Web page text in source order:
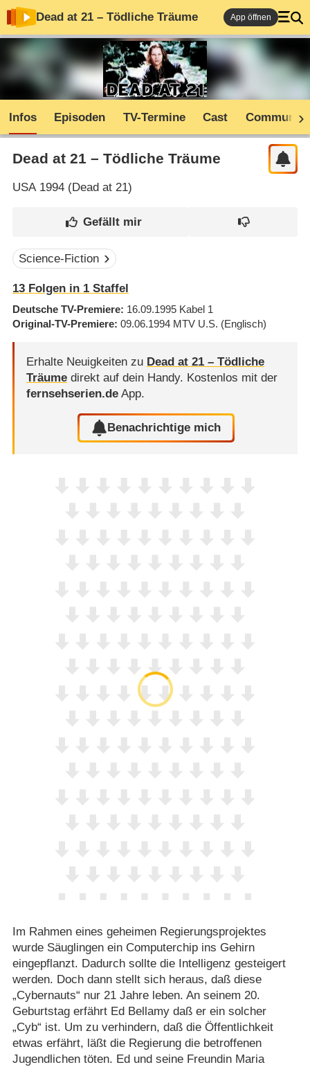
Dead at 21 – Tödliche Träume App öffnen
Infos Episoden TV-Termine Cast Community
Dead at 21 – Tödliche Träume
USA1994 (Dead at 21)
Science-Fiction
13Folgen in 1Staffel
Deutsche TV-Premiere 16.09.1995 Kabel 1
Original-TV-Premiere 09.06.1994 MTV U.S. (Englisch)
Erhalte Neuigkeiten zu Dead at 21 – Tödliche
Träumedirekt auf dein Handy. Kostenlos mit der
fernsehserien.deApp.
Benachrichtige mich
Im Rahmen eines geheimen Regierungsprojektes
wurde Säuglingen ein Computerchip ins Gehirn
eingepflanzt. Dadurch sollte die Intelligenz gesteigert
werden. Doch dann stellt sich heraus, daß diese
„Cybernauts“ nur 21 Jahre leben. An seinem 20.
Geburtstag erfährt Ed Bellamy daß er ein solcher
„Cyb“ ist. Um zu verhindern, daß die Öffentlichkeit
etwas erfährt, läßt die Regierung die betroffenen
Jugendlichen töten. Ed und seine Freundin Maria